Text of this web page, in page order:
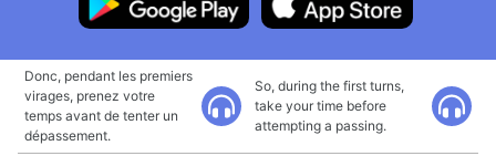
Donc, pendant les premiers
virages, prenez votre
temps avant de tenter un
dépassement.
So, during the first turns,
take your time before
attempting a passing.